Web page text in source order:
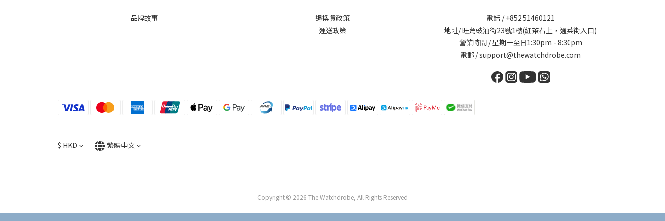
品牌故事
退換貨政策
運送政策
電話 / +852 51460121
地址/ 旺角豉油街23號1樓(紅茶右上，通菜街入口)
營業時間 / 星期一至日1:30pm - 8:30pm
電郵 / support@thewatchdrobe.com
$ HKD 繁體中文
Copyright © 2026 The Watchdrobe, All Rights Reserved